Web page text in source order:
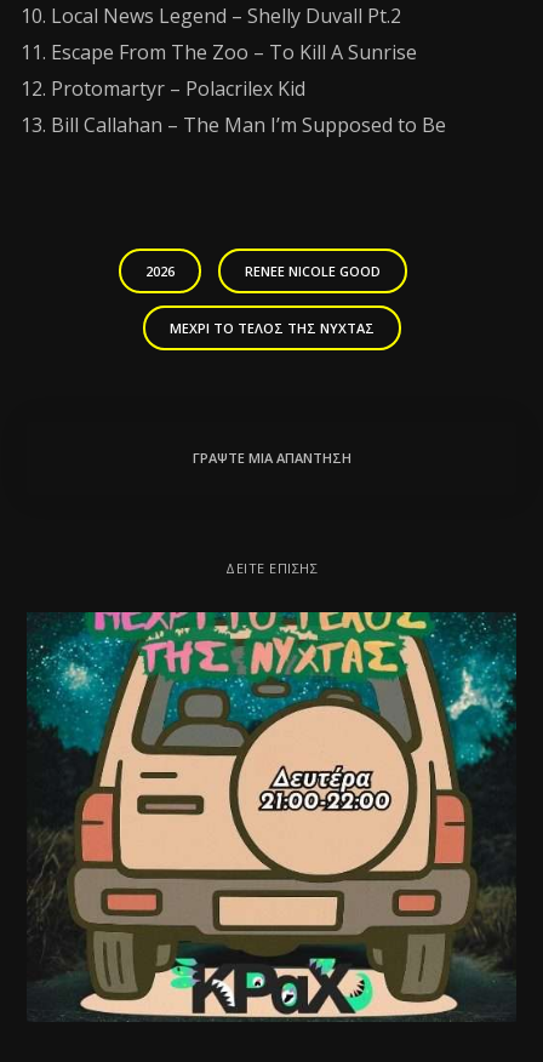
Local News Legend – Shelly Duvall Pt.2
Escape From The Zoo – To Kill A Sunrise
Protomartyr – Polacrilex Kid
Bill Callahan – The Man I’m Supposed to Be
2026 RENEE NICOLE GOOD
ΜΈΧΡΙ ΤΟ ΤΈΛΟΣ ΤΗΣ ΝΎΧΤΑΣ
ΓΡΆΨΤΕ ΜΙΑ ΑΠΆΝΤΗΣΗ
ΔΕΊΤΕ ΕΠΊΣΗΣ